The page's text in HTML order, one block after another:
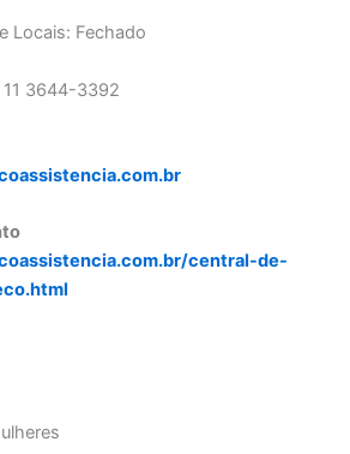
Locais: Fechado
11 3644-3392
central-de-